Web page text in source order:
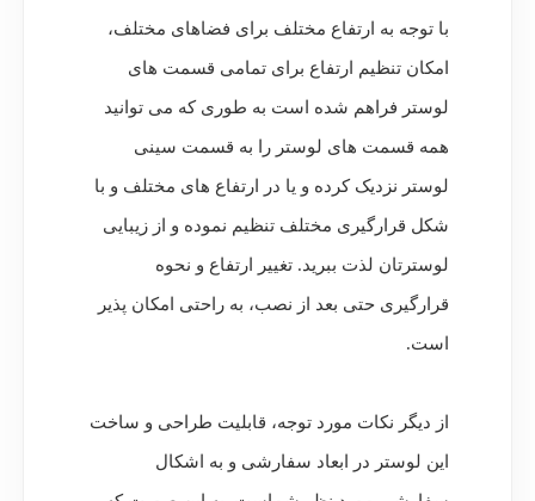
با توجه به ارتفاع مختلف برای فضاهای مختلف،
امکان تنظیم ارتفاع برای تمامی قسمت های
لوستر فراهم شده است به طوری که می توانید
همه قسمت های لوستر را به قسمت سینی
لوستر نزدیک کرده و یا در ارتفاع های مختلف و با
شکل قرارگیری مختلف تنظیم نموده و از زیبایی
لوسترتان لذت ببرید. تغییر ارتفاع و نحوه
قرارگیری حتی بعد از نصب، به راحتی امکان پذیر
است.
از دیگر نکات مورد توجه، قابلیت طراحی و ساخت
این لوستر در ابعاد سفارشی و به اشکال